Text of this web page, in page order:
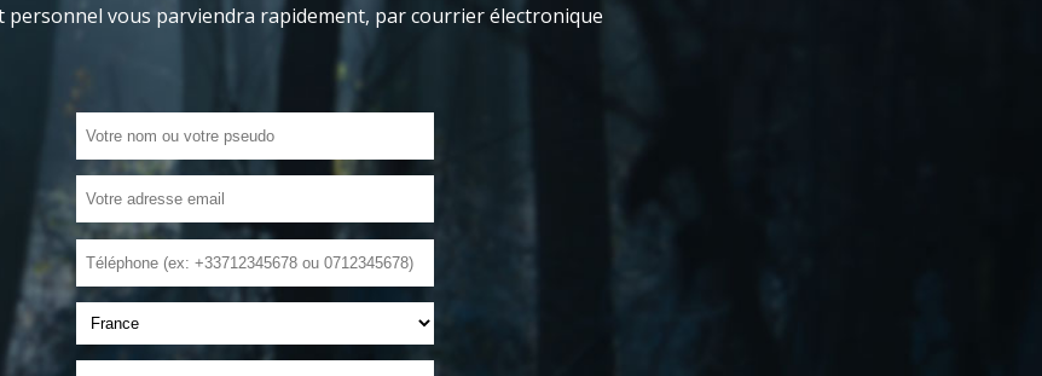
personnel vous parviendra rapidement, par courrier électronique